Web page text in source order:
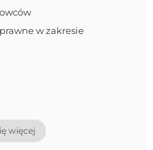
w zakresie
więcej